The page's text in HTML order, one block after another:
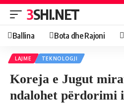
3SHI.NET
Ballina Bota dhe Rajoni
LAJME TEKNOLOGJI
Koreja e Jugut
ndalohet përdorimi